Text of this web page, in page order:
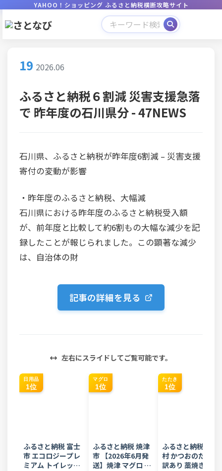
YAHOO！ショッピング ふるさと納税横断攻略サイト
19 2026.06
ふるさと納税６割減 災害支援急落
で 昨年度の石川県分 - 47NEWS
石川県、ふるさと納税が昨年度6割減 – 災害支援
寄付の変動が影響
・昨年度のふるさと納税、大幅減
石川県における昨年度のふるさと納税受入額
が、前年度と比較して約6割もの大幅な減少を記
録したことが報じられました。この顕著な減少
は、自治体の財
記事の詳細を見る
左右にスライドしてご覧可能です。
日用品
1位
ふるさと納税 富士
市 エコロジープレ
ミアム トイレット
マグロ
1位
ふるさと納税 焼津
市 【2026年6月発
送】焼津 マグロ ネ
たたき
1位
ふるさと納税 芸西
村 かつおのたたき
訳あり 藁焼き